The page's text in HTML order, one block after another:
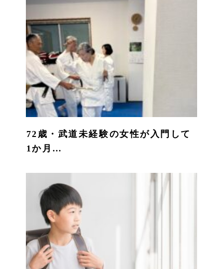
72歳・武道未経験の女性が入門して
1か月…